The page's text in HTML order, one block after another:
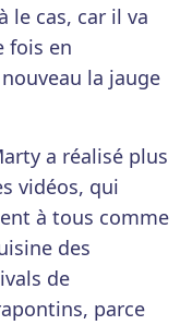
le cas, car il va
fois en
la jauge
a réalisé plus
vidéos, qui
à tous comme
des
de
parce